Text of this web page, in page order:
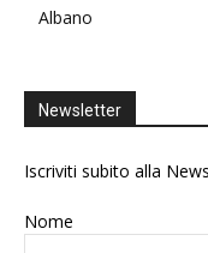
Albano
Newsletter
Iscriviti subito alla
Nome